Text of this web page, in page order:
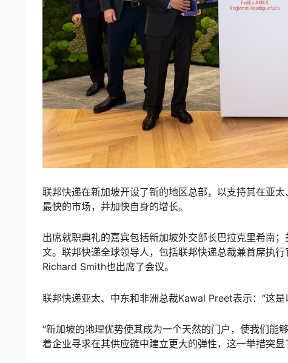
联邦快递在新加坡开设了新的地区总部，以支持其在亚
最快的市场，并加快自身的增长。
出席就职典礼的嘉宾包括新加坡外交部长巴拉克里希南
文。联邦快递全球领导人，包括联邦快递总裁兼首席执
Richard Smith也出席了会议。
联邦快递亚太、中东和非洲总裁Kawal Preet表示：“这
“新加坡的地理优势使其成为一个天然的门户，使我们能
着企业寻求在其供应链中建立更大的弹性，这一举措突